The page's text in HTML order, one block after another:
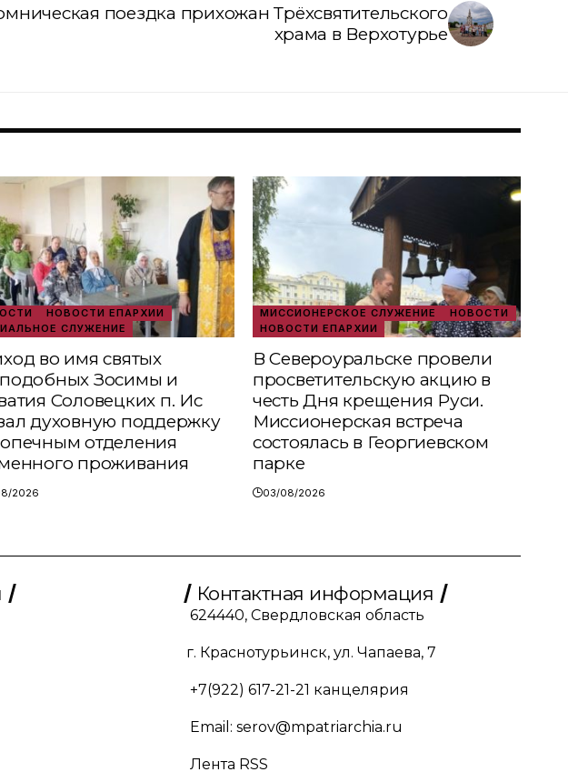
поездка прихожан Трёхсвятительского
храма в Верхотурье
НОВОСТИ ЕПАРХИИ
СЛУЖЕНИЕ
во имя святых
Зосимы и
Соловецких п. Ис
духовную поддержку
отделения
проживания
2026
МИССИОНЕРСКОЕ СЛУЖЕНИЕ
НОВОСТИ
НОВОСТИ ЕПАРХИИ
В Североуральске провели
просветительскую акцию в
честь Дня крещения Руси.
Миссионерская встреча
состоялась в Георгиевском
парке
03/08/2026
Контактная информация
624440, Свердловская область
г. Краснотурьинск, ул. Чапаева, 7
+7(922) 617-21-21 канцелярия
Email: serov@mpatriarchia.ru
Лента RSS